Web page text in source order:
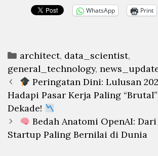
WhatsApp Print
Categories
architect, data_scientist,
general_technology,
Post
navigation
Peringatan Dini: Lulusan
Hadapi Pasar Kerja Paling
Dekade!
Bedah Anatomi OpenAI:
Startup Paling Bernilai di Dunia